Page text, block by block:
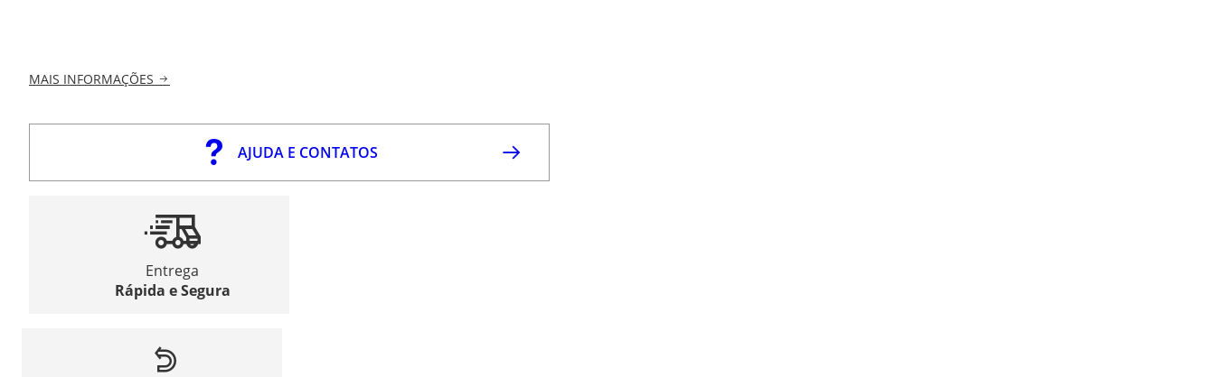
MAIS INFORMAÇÕES
AJUDA E CONTATOS
Entrega
Rápida e Segura